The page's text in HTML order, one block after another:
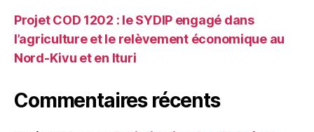
Projet COD 1202 : le SYDIP engagé dans
l’agriculture et le relèvement économique au
Nord-Kivu et en Ituri
Commentaires récents